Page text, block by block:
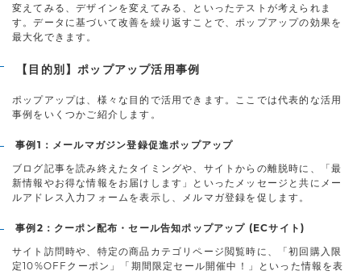
変えてみる、デザインを変えてみる、といったテストが考えられま
す。データに基づいて改善を繰り返すことで、ポップアップの効果を
最大化できます。
【目的別】ポップアップ活用事例
ポップアップは、様々な目的で活用できます。ここでは代表的な活用
事例をいくつかご紹介します。
事例1：メールマガジン登録促進ポップアップ
ブログ記事を読み終えたタイミングや、サイトからの離脱時に、「最
新情報やお得な情報をお届けします」といったメッセージと共にメー
ルアドレス入力フォームを表示し、メルマガ登録を促します。
事例2：クーポン配布・セール告知ポップアップ (ECサイト)
サイト訪問時や、特定の商品カテゴリページ閲覧時に、「初回購入限
定10%OFFクーポン」「期間限定セール開催中！」といった情報を表